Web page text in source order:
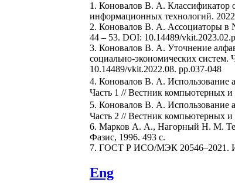
1. Коновалов В. А. Классификатор
информационных технологий.
2. Коновалов В. А. Ассоциаторы в
44 – 53. DOI: 10.14489/
3. Коновалов В. А. Уточнение
социально-экономических
10.14489/vkit.2022.08. pp.037-048
4. Коновалов В. А. Использование
Часть 1 // Вестник компьютерных
5. Коновалов В. А. Использование
Часть 2 // Вестник компьютерных
6. Марков А. А., Нагорный Н. М.
Фазис, 1996. 493 с.
7. ГОСТ Р ИСО/МЭК 20546–2021.
Eng